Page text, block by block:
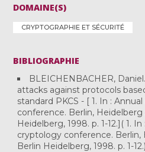
DOMAINE(S)
CRYPTOGRAPHIE ET SÉCURITÉ
BIBLIOGRAPHIE
BLEICHENBACHER,
attacks against protocols
standard PKCS - [ 1. In :
conference. Berlin, Heidelberg
Heidelberg, 1998. p. 1-12.]( 1.
cryptology conference. Berlin,
Berlin Heidelberg, 1998. p. 1-12.)